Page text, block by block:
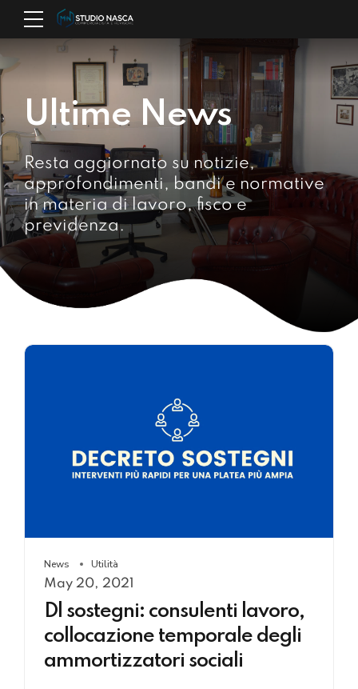
Ultime News
Resta aggiornato su notizie,
approfondimenti, bandi e normative
in materia di lavoro, fisco e
previdenza.
News Utilità
May 20, 2021
Dl sostegni: consulenti lavoro,
collocazione temporale degli
ammortizzatori sociali